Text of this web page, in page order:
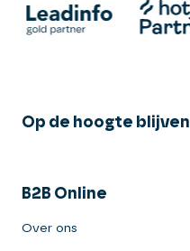
B2B Online
Over ons
Op de hoogte blijven